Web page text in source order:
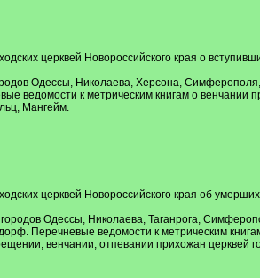
церквей Новороссийского края о
Одессы, Николаева, Херсона,
ведомости к метрическим книгам о
Мангейм.
церквей Новороссийского края об
Одессы, Николаева, Таганрога,
Перечневые ведомости к метрическим
венчании, отпевании прихожан церквей